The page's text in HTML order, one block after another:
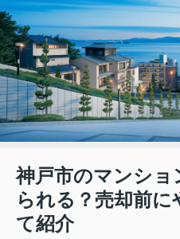
神戸市のマンショ
られる？売却前
て紹介